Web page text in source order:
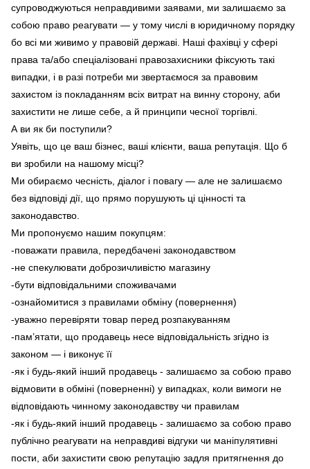
супроводжуються неправдивими заявами, ми залишаємо за
собою право реагувати — у тому числі в юридичному порядку
бо всі ми живимо у правовій державі. Наші фахівці у сфері
права та/або спеціалізовані правозахисники фіксують такі
випадки, і в разі потреби ми звертаємося за правовим
захистом із покладанням всіх витрат на винну сторону, аби
захистити не лише себе, а й принципи чесної торгівлі.
А ви як би поступили?
Уявіть, що це ваш бізнес, ваші клієнти, ваша репутація. Що б
ви зробили на нашому місці?
Ми обираємо чесність, діалог і повагу — але не залишаємо
без відповіді дії, що прямо порушують ці цінності та
законодавство.
Ми пропонуємо нашим покупцям:
-поважати правила, передбачені законодавством
-не спекулювати доброзичливістю магазину
-бути відповідальними споживачами
-ознайомитися з правилами обміну (повернення)
-уважно перевіряти товар перед розпакуванням
-пам’ятати, що продавець несе відповідальність згідно із
законом — і виконує її
-як і будь-який інший продавець - залишаємо за собою право
відмовити в обміні (поверненні) у випадках, коли вимоги не
відповідають чинному законодавству чи правилам
-як і будь-який інший продавець - залишаємо за собою право
публічно реагувати на неправдиві відгуки чи маніпулятивні
пости, аби захистити свою репутацію задля притягнення до